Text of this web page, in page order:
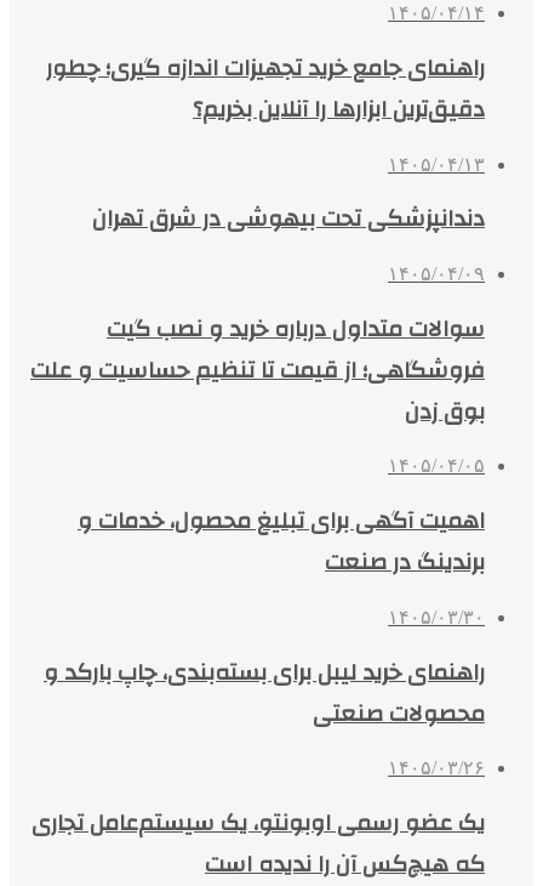
۱۴۰۵/۰۴/۱۴
راهنمای جامع خرید تجهیزات اندازه گیری؛ چطور
دقیق‌ترین ابزارها را آنلاین بخریم؟
۱۴۰۵/۰۴/۱۳
دندانپزشکی تحت بیهوشی در شرق تهران
۱۴۰۵/۰۴/۰۹
سوالات متداول درباره خرید و نصب گیت
فروشگاهی؛ از قیمت تا تنظیم حساسیت و علت
بوق زدن
۱۴۰۵/۰۴/۰۵
اهمیت آگهی برای تبلیغ محصول، خدمات و
برندینگ در صنعت
۱۴۰۵/۰۳/۳۰
راهنمای خرید لیبل برای بسته‌بندی، چاپ بارکد و
محصولات صنعتی
۱۴۰۵/۰۳/۲۶
یک عضو رسمی اوبونتو، یک سیستم‌عامل تجاری
که هیچ‌کس آن را ندیده است